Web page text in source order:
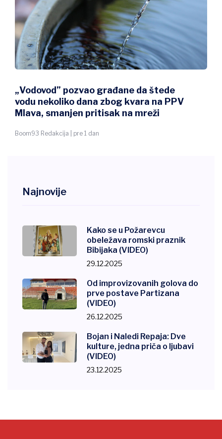
„Vodovod” pozvao građane da štede
vodu nekoliko dana zbog kvara na PPV
Mlava, smanjen pritisak na mreži
Boom93 Redakcija | pre 1 dan
Najnovije
Kako se u Požarevcu
obeležava romski praznik
Bibijaka (VIDEO)
29.12.2025
Od improvizovanih golova do
prve postave Partizana
(VIDEO)
26.12.2025
Bojan i Naledi Repaja: Dve
kulture, jedna priča o ljubavi
(VIDEO)
23.12.2025